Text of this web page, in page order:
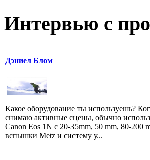
Интервью с
Дэниел Блом
Какое оборудование ты используешь?
снимаю активные сцены, обычно
Canon Eos 1N c 20-35mm, 50 mm, 80-200
вспышки Metz и систему у...